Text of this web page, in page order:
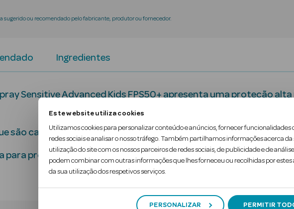
Este website utiliza cookies
Utilizamos cookies para personalizar conteúdo e anúncios, fornecer funcionalidades
redes sociais e analisar o nosso tráfego. Também partilhamos informações acerca da
utilização do site com os nossos parceiros de redes sociais, de publicidade e de
podem combinar com outras informações que lhes forneceu ou recolhidas por estes
da sua utilização dos respetivos serviços.
PERSONALIZAR PERMITIR
sugerido ou recomendado pelo fabricante, produtor ou fornecedor.
Ingredientes
Sensitive Advanced Kids FPS50+ apresenta uma proteção
são causadores do envelhecimento prematuro da pele, e os
para proteger instantaneamente a barreira c…